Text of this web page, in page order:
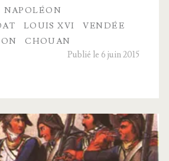
NAPOLÉON
LOUIS XVI
VENDÉE
CHOUAN
Publié le 6 juin 2015